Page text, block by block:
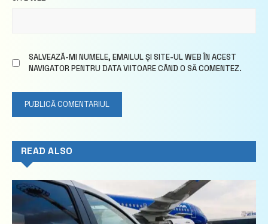
SALVEAZĂ-MI NUMELE, EMAILUL ȘI SITE-UL WEB ÎN ACEST
NAVIGATOR PENTRU DATA VIITOARE CÂND O SĂ COMENTEZ.
READ ALSO